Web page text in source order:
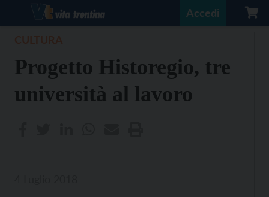
Accedi
Progetto Historegio, tre
università al lavoro